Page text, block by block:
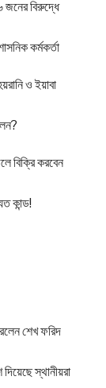
জনের বিরুদ্ধে
কর্মকর্তা
ও ইয়াবা
বিক্রি করবেন
কান্ড!
শেখ ফরিদ
স্থানীয়রা